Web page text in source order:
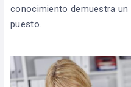
conocimiento demuestra
puesto.